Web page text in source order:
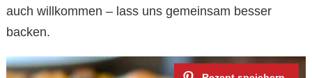
auch willkommen – lass uns gemeinsam besser
backen.